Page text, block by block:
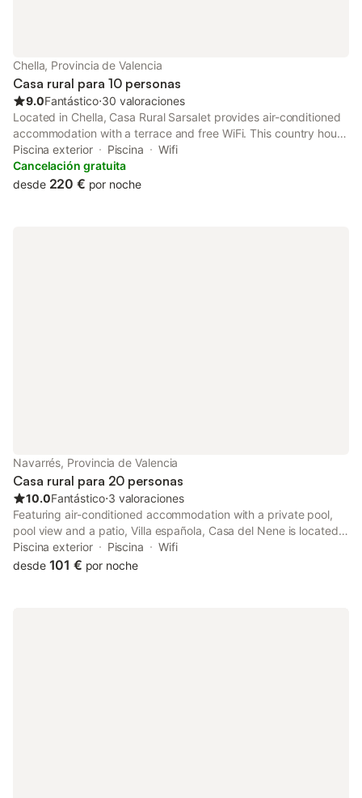
Chella, Provincia de Valencia
Casa rural para 10 personas
9.0Fantástico⋅30 valoraciones
Located in Chella, Casa Rural Sarsalet provides air-conditioned
accommodation with a terrace and free WiFi. This country house
has a private pool and a garden. The country house features
facilities for disabled guests.
Piscina exterior Piscina
Wifi
Cancelación gratuita
desde 220 € por noche
Navarrés, Provincia de Valencia
Casa rural para 20 personas
10.0Fantástico⋅3 valoraciones
Featuring air-conditioned accommodation with a private pool,
pool view and a patio, Villa española, Casa del Nene is located
in Navarrés. This property offers access to a balcony, free
private parking and free WiFi.
Piscina exterior Piscina
Wifi
desde 101 € por noche